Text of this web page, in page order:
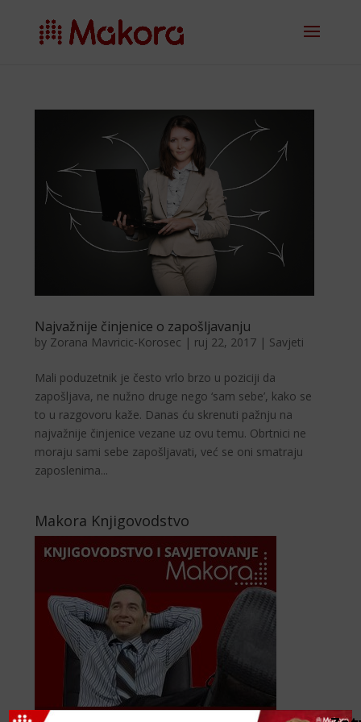
Najvažnije činjenice o zapošljavanju
by Zorana Mavricic-Korosec | ruj 22, 2017 | Savjeti
Mali poduzetnik je često vrlo brzo u poziciji da
zapošljava, ne nužno druge nego ‘sam sebe’, kako se
to u razgovoru kaže. Danas ću skrenuti pažnju na
najvažnije činjenice vezane uz ovu temu. Obrtnici ne
moraju sami sebe zapošljavati, već se oni smatraju
zaposlenima...
Makora Knjigovodstvo